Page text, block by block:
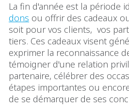
La fin d'année est la période
dons ou offrir des cadeaux
soit pour vos clients, vos
tiers. Ces cadeaux visent
exprimer la reconnaissance
témoigner d'une relation
partenaire, célébrer des
étapes importantes ou
de se démarquer de ses